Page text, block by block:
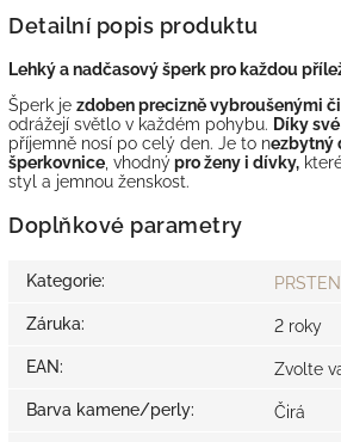
Detailní popis produktu
Lehký a nadčasový šperk pro každou
Šperk je zdoben precizně vybroušenými
odrážejí světlo v každém pohybu. Díky
příjemně nosí po celý den. Je to nezbytný
šperkovnice , vhodnýpro ženy i dívky,
styl a jemnou ženskost.
Doplňkové parametry
Kategorie:
Záruka: 2 roky
EAN: Zvolte
Barva kamene/perly: Čirá